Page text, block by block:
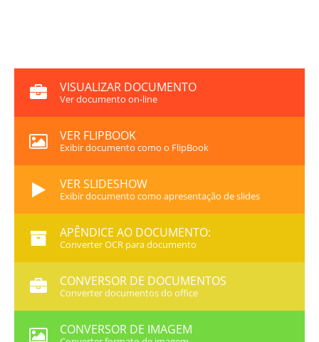
VISUALIZAR DOCUMENTO
Ver documento on-line
VER FLIPBOOK
Exibir documento como o FlipBook
VER SLIDESHOW
Exibir documento como apresentação de slides
APÊNDICE AO DOCUMENTO:
Converter OCR para documento
CONVERSOR DE DOCUMENTOS
Converter documentos do office
CONVERSOR DE IMAGEM